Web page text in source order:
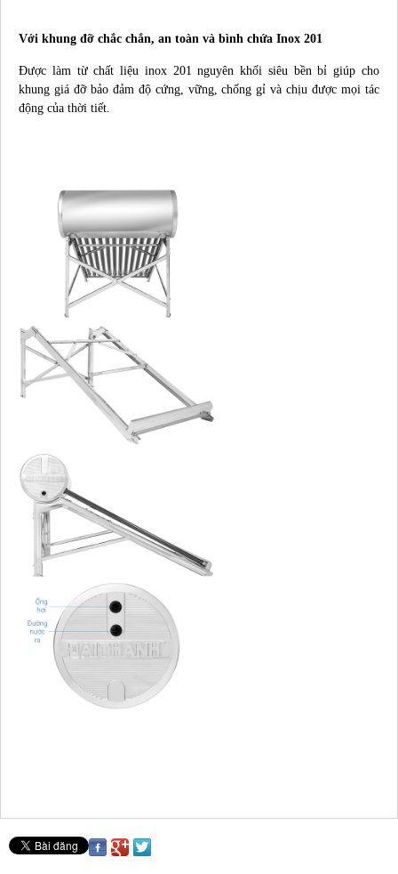
Với khung đỡ chắc chắn, an toàn và bình chứa Inox 201
Được làm từ chất liệu inox 201 nguyên khối siêu bền bỉ giúp cho
khung giá đỡ bảo đảm độ cứng, vững, chống gỉ và chịu được mọi tác
động của thời tiết.